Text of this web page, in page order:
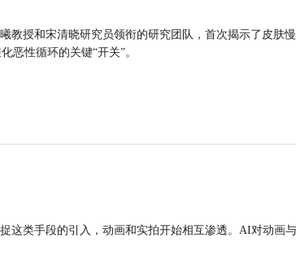
教授和宋清晓研究员领衔的研究团队，首次揭示了皮肤
恶性循环的关键“开关”。
这类手段的引入，动画和实拍开始相互渗透。AI对动画